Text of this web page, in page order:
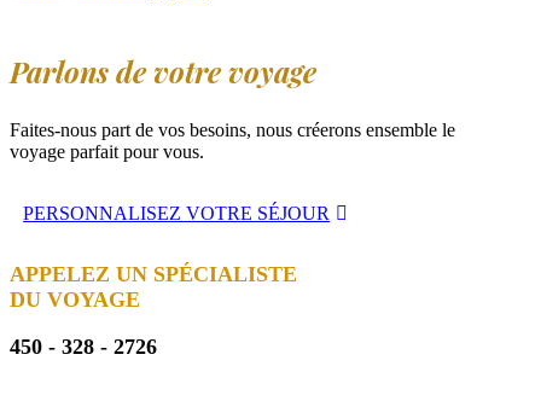
Parlons de votre voyage
Faites-nous part de vos besoins, nous créerons ensemble le
voyage parfait pour vous.
PERSONNALISEZ VOTRE SÉJOUR
APPELEZ UN SPÉCIALISTE
DU VOYAGE
450 - 328 - 2726